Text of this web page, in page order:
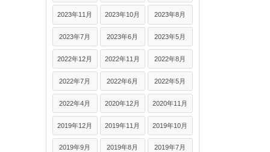
2023年11月 2023年10月 2023年8月
2023年7月 2023年6月 2023年5月
2022年12月 2022年11月 2022年8月
2022年7月 2022年6月 2022年5月
2022年4月 2020年12月 2020年11月
2019年12月 2019年11月 2019年10月
2019年9月 2019年8月 2019年7月